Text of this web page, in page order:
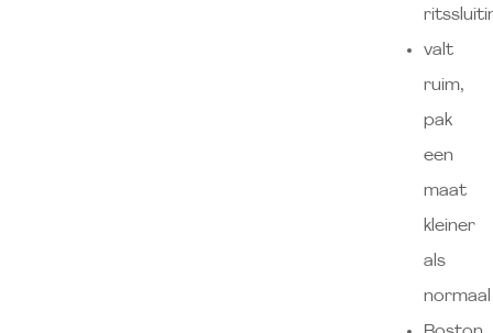
valt
ruim,
pak
een
maat
kleiner
als
normaal